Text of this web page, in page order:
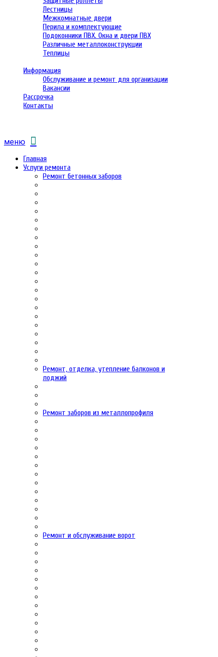
Лестницы
Межкомнатные двери
Перила и комплектующие
Подоконники ПВХ. Окна и двери ПВХ
Различные металлоконструкции
Теплицы
Информация
Обслуживание и ремонт для организации
Вакансии
Рассрочка
Контакты
меню
Главная
Услуги ремонта
Ремонт бетонных заборов
Ремонт, отделка, утепление балконов и
лоджий
Ремонт заборов из металлопрофиля
Ремонт и обслуживание ворот